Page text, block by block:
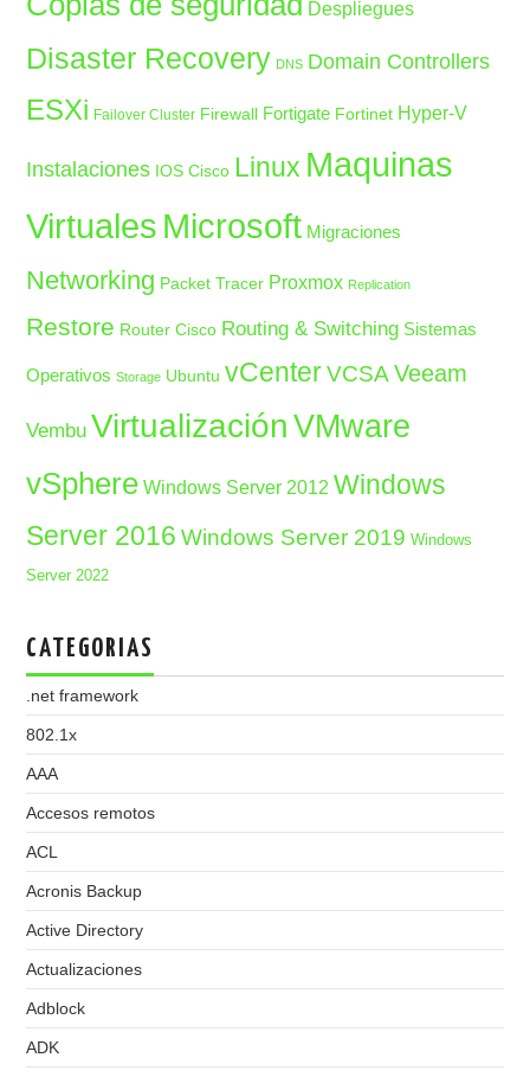
Despliegues
Disaster Recovery DNS Domain Controllers
ESXi Failover Cluster Firewall Fortigate Fortinet Hyper-V
Instalaciones IOS Cisco Linux Maquinas
Virtuales Microsoft Migraciones
Networking Packet Tracer Proxmox Replication
Restore Router Cisco Routing & Switching Sistemas
Operativos Storage Ubuntu vCenter VCSA Veeam
Vembu Virtualización VMware
vSphere Windows Server 2012 Windows
Server 2016 Windows Server 2019 Windows
Server 2022
CATEGORIAS
.net framework
802.1x
AAA
Accesos remotos
ACL
Acronis Backup
Active Directory
Actualizaciones
Adblock
ADK